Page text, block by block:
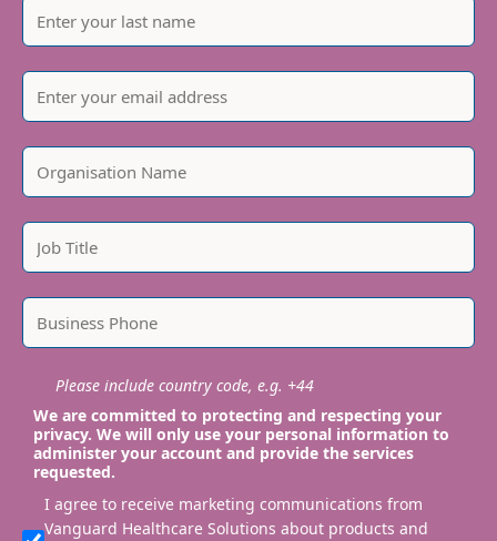
Please include country code, e.g. +44
We are committed to protecting and respecting your
privacy. We will only use your personal information to
administer your account and provide the services
requested.
I agree to receive marketing communications from
Vanguard Healthcare Solutions about products and